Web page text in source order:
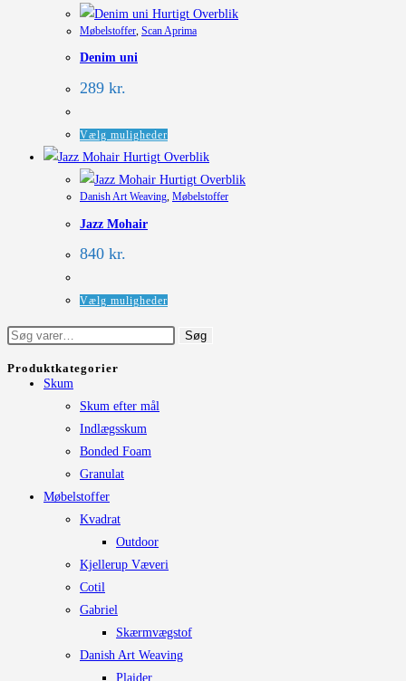
har
flere
vælges
Hurtigt Overblik
Møbelstoffer Scan Aprima
Denim uni
289 kr.
Vælg muligheder
vare
har
flere
vælges
varesiden
Hurtigt Overblik
Hurtigt Overblik
Danish Art Weaving, Møbelstoffer
Jazz Mohair
840 kr.
Vælg muligheder
har
Søg
Søg
Produktkategorier
Skum
Skum efter mål
Indlægsskum
Bonded Foam
Granulat
Møbelstoffer
Kvadrat
Outdoor
Kjellerup Væveri
Cotil
Gabriel
Skærmvægstof
Danish Art Weaving
Plaider